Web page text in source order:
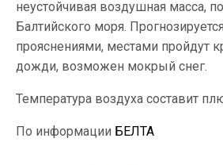
неустойчивая воздушная масса,
Балтийского моря.
прояснениями, местами пройдут
дожди, возможен мокрый снег.
Температура воздуха составит
По информации БЕЛТА